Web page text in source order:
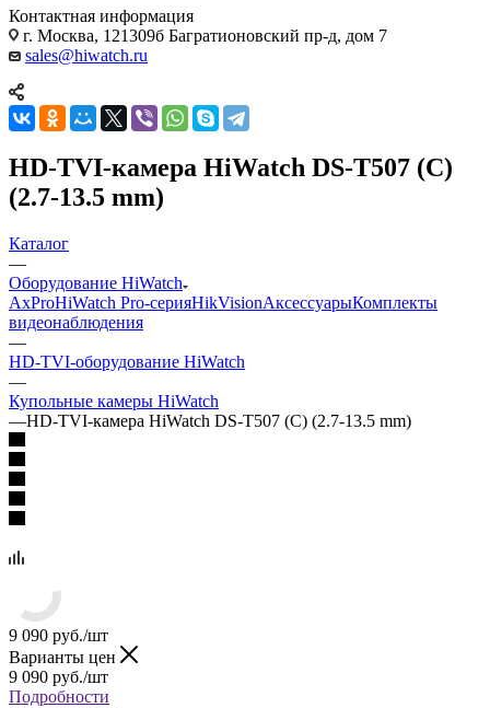
Контактная информация
г. Москва, 121309б Багратионовский пр-д, дом 7
sales@hiwatch.ru
HD-TVI-камера HiWatch DS-T507 (C)
(2.7-13.5 mm)
Каталог
—
Оборудование HiWatch
AxProHiWatch Pro-серияHikVisionАксессуарыКомплекты
видеонаблюдения
—
HD-TVI-оборудование HiWatch
—
Купольные камеры HiWatch
—HD-TVI-камера HiWatch DS-T507 (C) (2.7-13.5 mm)
9 090 руб./шт
Варианты цен
9 090 руб./шт
Подробности